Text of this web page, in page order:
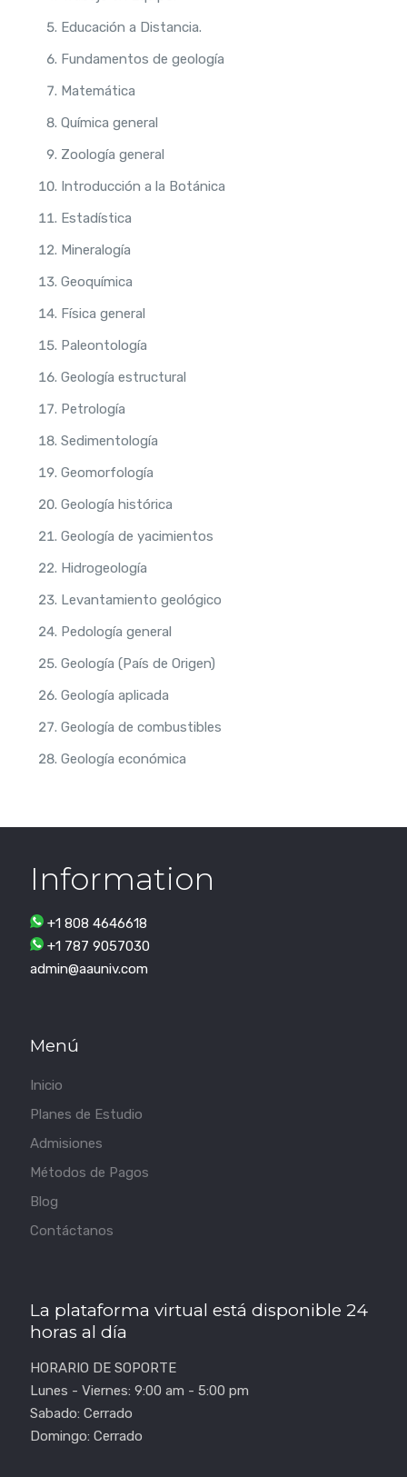
Educación a Distancia.
Fundamentos de geología
Matemática
Química general
Zoología general
Introducción a la Botánica
Estadística
Mineralogía
Geoquímica
Física general
Paleontología
Geología estructural
Petrología
Sedimentología
Geomorfología
Geología histórica
Geología de yacimientos
Hidrogeología
Levantamiento geológico
Pedología general
Geología (País de Origen)
Geología aplicada
Geología de combustibles
Geología económica
Information
+1 808 4646618
+1 787 9057030
admin@aauniv.com
Menú
Inicio
Planes de Estudio
Admisiones
Métodos de Pagos
Blog
Contáctanos
La plataforma virtual está disponible 24
horas al día
HORARIO DE SOPORTE
Lunes - Viernes: 9:00 am - 5:00 pm
Sabado: Cerrado
Domingo: Cerrado